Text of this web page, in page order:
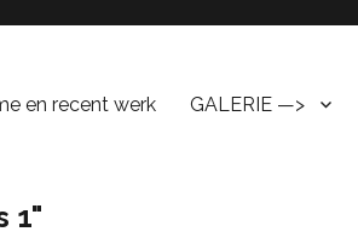
en recent werk GALERIE —>
1"